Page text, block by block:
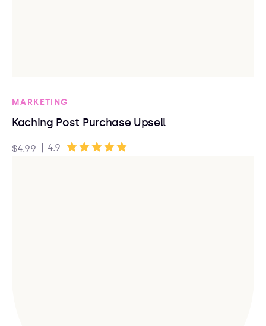
MARKETING
Kaching Post Purchase Upsell
$4.99 | 4.9